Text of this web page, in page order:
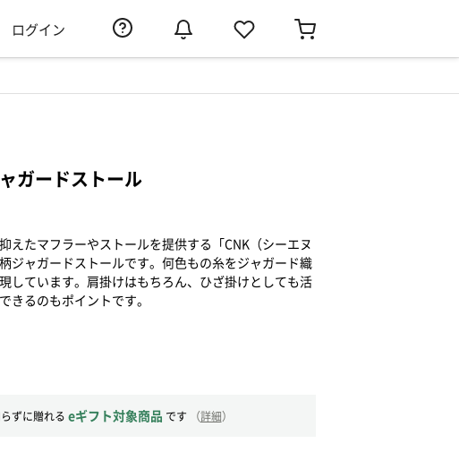
ログイン
ガードストール
えたマフラーやストールを提供する「CNK（シーエヌ
ジャガードストールです。何色もの糸をジャガード織
しています。肩掛けはもちろん、ひざ掛けとしても活
きるのもポイントです。
ずに贈れる eギフト対象商品 です （詳細）